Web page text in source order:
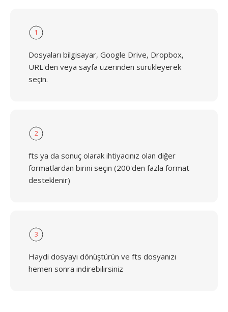
1
Dosyaları bilgisayar, Google Drive, Dropbox,
URL'den veya sayfa üzerinden sürükleyerek
seçin.
2
fts ya da sonuç olarak ihtiyacınız olan diğer
formatlardan birini seçin (200'den fazla format
desteklenir)
3
Haydi dosyayı dönüştürün ve fts dosyanızı
hemen sonra indirebilirsiniz